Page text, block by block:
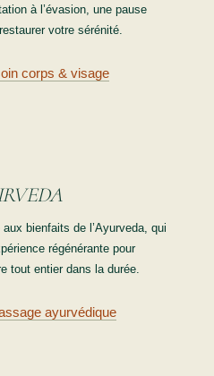
à l’évasion, une pause
votre sérénité.
corps & visage
bienfaits de l’Ayurveda, qui
régénérante pour
tout entier dans la durée.
ayurvédique